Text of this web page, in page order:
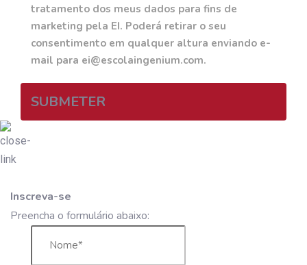
tratamento dos meus dados para fins de
marketing pela EI. Poderá retirar o seu
consentimento em qualquer altura enviando e-
mail para ei@escolaingenium.com.
SUBMETER
Inscreva-se
Preencha o formulário abaixo: